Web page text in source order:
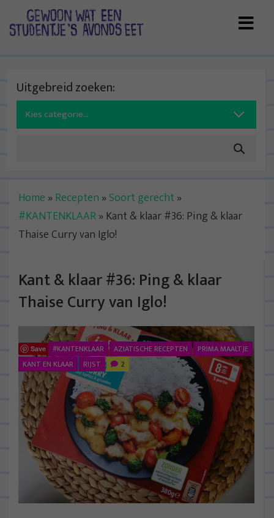
Uitgebreid zoeken:
Search
for:
Home » Recepten » Soort gerecht»
#KANTENKLAAR» Kant & klaar #36: Ping & klaar
Thaise Curry van Iglo!
Kant & klaar #36: Ping & klaar
Thaise Curry van Iglo!
Save #KANTENKLAAR AZIATISCHE RECEPTEN
PRIMA MAALTJE
KANT EN KLAAR
RIJST 2